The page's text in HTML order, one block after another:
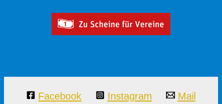
Facebook Instagram Mail